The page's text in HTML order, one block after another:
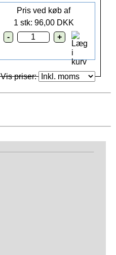
Pris ved køb af
1 stk: 96,00 DKK
Vis priser: